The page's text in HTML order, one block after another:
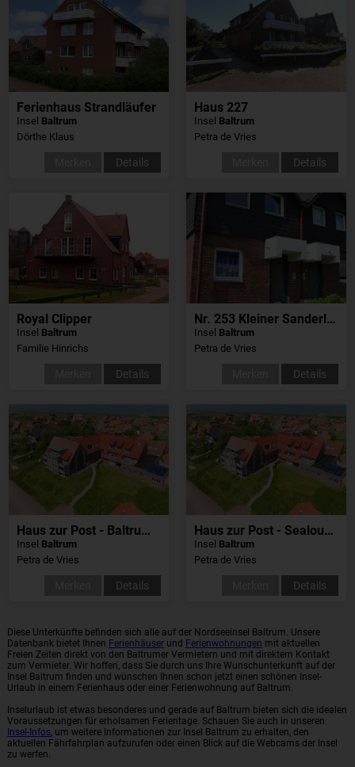
Ferienhaus Strandläufer
Insel Baltrum
Dörthe Klaus
Details
Haus 227
Insel Baltrum
Petra de Vries
Details
Royal Clipper
Insel Baltrum
Familie Hinrichs
Details
Nr. 253 Kleiner Sanderling
Insel Baltrum
Petra de Vries
Details
Haus zur Post - Baltrumzeit
Insel Baltrum
Petra de Vries
Details
Haus zur Post - Sealounge
Insel Baltrum
Petra de Vries
Details
Diese Unterkünfte befinden sich alle auf der Nordseeinsel Baltrum. Unsere
Datenbank bietet Ihnen Ferienhäuserund Ferienwohnungen mit aktuellen
Freien Zeiten direkt von den Baltrumer Vermietern und mit direktem Kontakt
zum Vermieter. Wir hoffen, dass Sie durch uns Ihre Wunschunterkunft auf der
Insel Baltrum finden und wünschen Ihnen schon jetzt einen schönen Insel-
Urlaub in einem Ferienhaus oder einer Ferienwohnung auf Baltrum.
Inselurlaub ist etwas besonderes und gerade auf Baltrum bieten sich die idealen
Voraussetzungen für erholsamen Ferientage. Schauen Sie auch in unseren
Insel-Infos, um weitere Informationen zur Insel Baltrum zu erhalten, den
aktuellen Fährfahrplan aufzurufen oder einen Blick auf die Webcams der Insel
zu werfen.